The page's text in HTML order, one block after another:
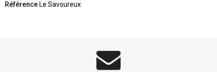
Référence Le Savoureux